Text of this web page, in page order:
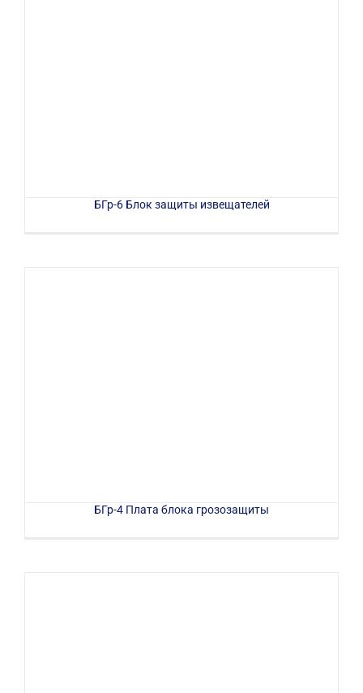
БГр-6 Блок защиты извещателей
БГр-4 Плата блока грозозащиты